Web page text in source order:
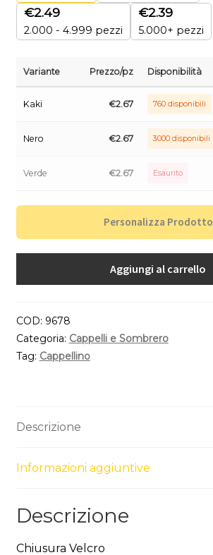
€2.49
2.000 - 4.999 pezzi
€2.39
5.000+ pezzi
Variante Prezzo/pz Disponibilità
Kaki €2.67 760 disponibili
Nero €2.67 3000 disponibili
Verde €2.67 Esaurito
Personalizza Prodotto
Aggiungi al carrello
COD: 9678
Categoria: Cappelli e Sombrero
Tag: Cappellino
Descrizione
Informazioni aggiuntive
Descrizione
Chiusura Velcro